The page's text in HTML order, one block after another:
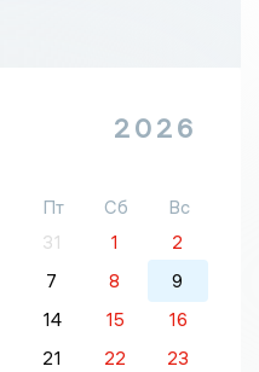
2026
Пт Сб
Вс
31 1
2
7 8
9
14 15
16
21 22
23